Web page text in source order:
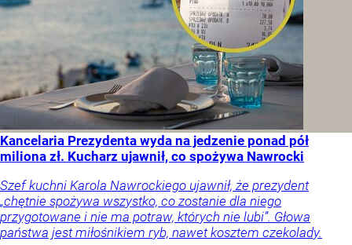
Kancelaria Prezydenta wyda na jedzenie ponad pół
miliona zł. Kucharz ujawnił, co spożywa Nawrocki
Szef kuchni Karola Nawrockiego ujawnił, że prezydent
„chętnie spożywa wszystko, co zostanie dla niego
przygotowane i nie ma potraw, których nie lubi”. Głowa
państwa jest miłośnikiem ryb, nawet kosztem czekolady.